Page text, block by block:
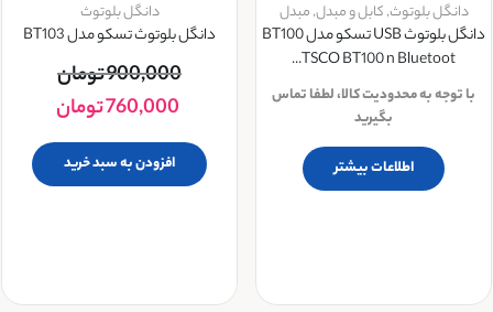
دانگل بلوتوث,کابل و مبدل,مبدل
دانگل بلوتوث USB تسکو مدل BT100
TSCO BT100 n Bluetoot...
با توجه به محدودیت کالا، لطفا تماس
بگیرید
اطلاعات بیشتر
دانگل بلوتوث
دانگل بلوتوث تسکو مدل BT103
900,000تومان
760,000تومان
افزودن به سبد خرید